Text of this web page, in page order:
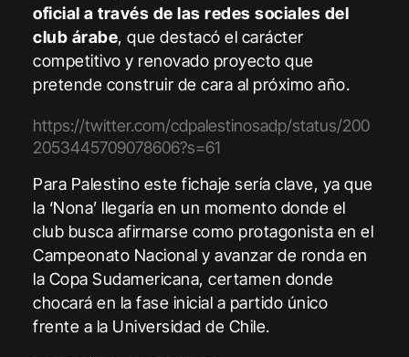
oficial a través de las redes sociales del
club árabe, que destacó el carácter
competitivo y renovado proyecto que
pretende construir de cara al próximo año.
https://twitter.com/cdpalestinosadp/status/200
2053445709078606?s=61
Para Palestino este fichaje sería clave, ya que
la ‘Nona’ llegaría en un momento donde el
club busca afirmarse como protagonista en el
Campeonato Nacional y avanzar de ronda en
la Copa Sudamericana, certamen donde
chocará en la fase inicial a partido único
frente a la Universidad de Chile.